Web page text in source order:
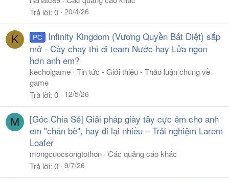
Trả lời 0 20/4/26
K PC
Infinity Kingdom (Vương Quyền Bất Diệt) sắp
mở - Cày chay thì đi team Nước hay Lửa ngon
hơn anh em?
kechoigame Tin tức - Giới thiệu - Thảo luận chung về
game
Trả lời 0 12/5/26
M
[Góc Chia Sẻ] Giải pháp giày tây cực êm cho anh
em "chân bè", hay đi lại nhiều – Trải nghiệm Larem
Loafer
mongcuocsongtothon Các quảng cáo khác
Trả lời 0 9/7/26